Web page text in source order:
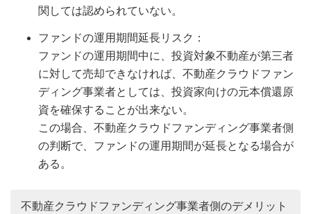
関しては認められていない。
ファンドの運用期間延長リスク：
ファンドの運用期間中に、投資対象不動産が第三者
に対して売却できなければ、不動産クラウドファン
ディング事業者としては、投資家向けの元本償還原
資を確保することが出来ない。
この場合、不動産クラウドファンディング事業者側
の判断で、ファンドの運用期間が延長となる場合が
ある。
不動産クラウドファンディング事業者側のデメリット